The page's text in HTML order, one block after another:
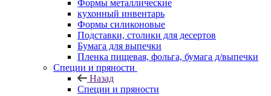
Формы металлические
кухонный инвентарь
Формы силиконовые
Подставки, столики для десертов
Бумага для выпечки
Пленка пищевая, фольга, бумага д/выпечки
Специи и пряности
Назад
Специи и пряности